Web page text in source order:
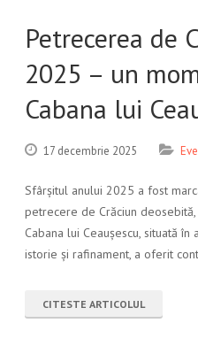
Petrecerea de
2025 – un
Cabana lui
17 decembrie 2025
Sfârșitul anului 2025 a fost
petrecere de Crăciun
Cabana lui Ceaușescu, situată
istorie și rafinament, a oferit
CITESTE ARTICOLUL